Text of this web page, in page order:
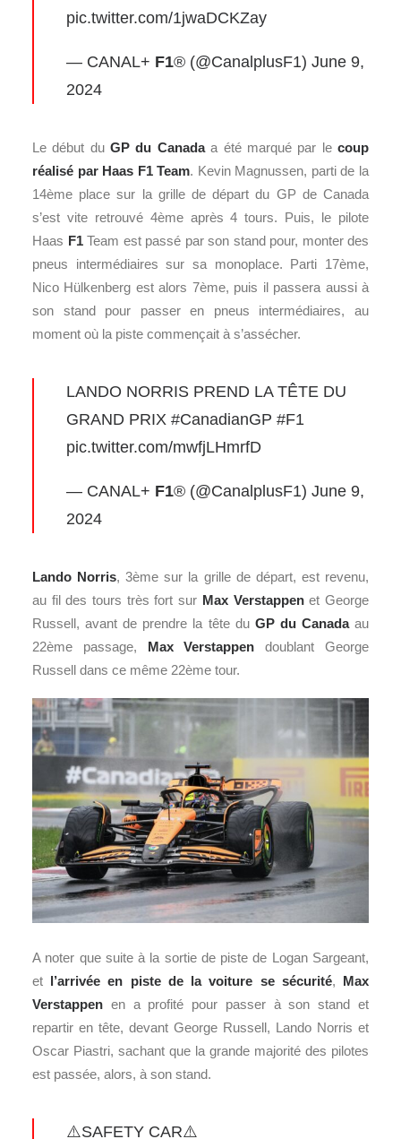
pic.twitter.com/1jwaDCKZay
— CANAL+ F1® (@CanalplusF1) June 9,
2024
Le début duGP du Canadaa été marqué par lecoup
réalisé par Haas F1 Team. Kevin Magnussen, parti de la
14ème place sur la grille de départ du GP de Canada
s’est vite retrouvé 4ème après 4 tours. Puis, le pilote
Haas F1Team est passé par son stand pour, monter des
pneus intermédiaires sur sa monoplace. Parti 17ème,
Nico Hülkenberg est alors 7ème, puis il passera aussi à
son stand pour passer en pneus intermédiaires, au
moment où la piste commençait à s’assécher.
LANDO NORRIS PREND LA TÊTE DU
GRAND PRIX #CanadianGP #F1
pic.twitter.com/mwfjLHmrfD
— CANAL+ F1® (@CanalplusF1) June 9,
2024
Lando Norris, 3ème sur la grille de départ, est revenu,
au fil des tours très fort sur Max Verstappenet George
Russell, avant de prendre la tête du GP du Canadaau
22ème passage, Max Verstappen doublant George
Russell dans ce même 22ème tour.
A noter que suite à la sortie de piste de Logan Sargeant,
et l’arrivée en piste de la voiture se sécurité, Max
Verstappen en a profité pour passer à son stand et
repartir en tête, devant George Russell, Lando Norris et
Oscar Piastri, sachant que la grande majorité des pilotes
est passée, alors, à son stand.
⚠️SAFETY CAR⚠️